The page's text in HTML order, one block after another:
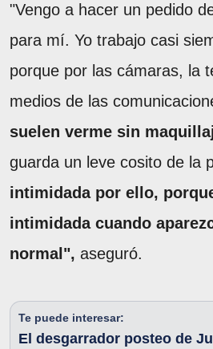
"Vengo a hacer un pedido
para mí. Yo trabajo casi
porque por las cámaras, la
medios de las
suelen verme sin
guarda un leve cosito de la
intimidada por ello,
intimidada cuando
normal", aseguró.
Te puede interesar:
El desgarrador posteo de